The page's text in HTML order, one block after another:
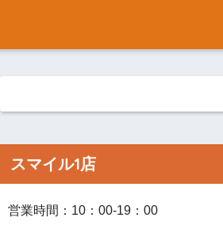
スマイル1店
営業時間：10：00‐19：00